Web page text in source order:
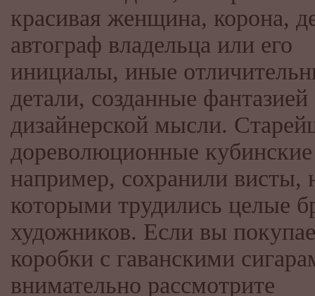
красивая женщина, корона,
автограф владельца или его
инициалы, иные
детали, созданные фантазией
дизайнерской мысли.
дореволюционные
например, сохранили висты,
которыми трудились целые
художников. Если вы
коробки с гаванскими
внимательно рассмотрите